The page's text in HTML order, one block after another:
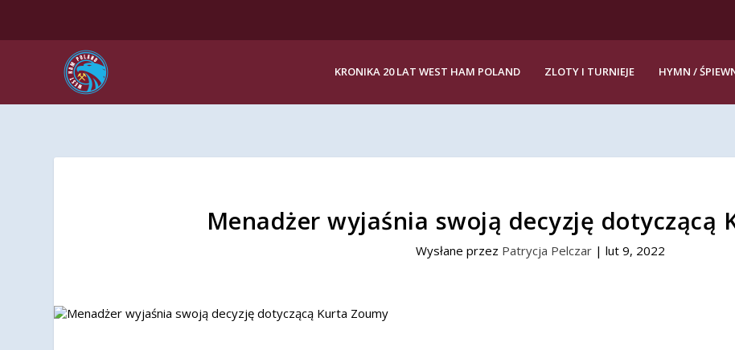
KRONIKA 20 LAT WEST HAM POLAND ZLOTY I TURNIEJE HYMN /
Menadżer wyjaśnia swoją decyzję dotyczącą
Wysłane przez Patrycja Pelczar | lut 9, 2022